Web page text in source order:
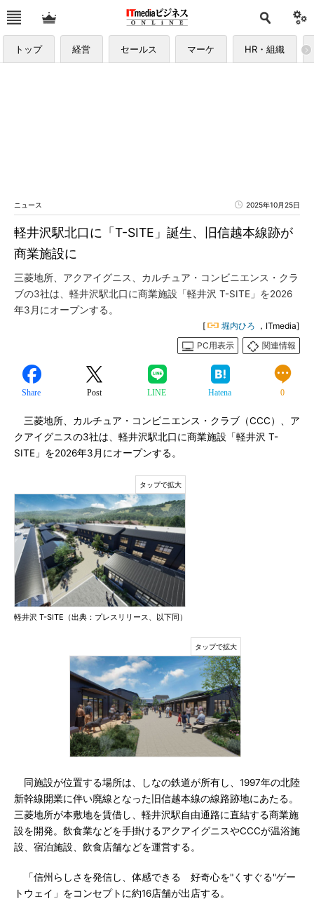
トップ 経営 セールス マーケ HR・組織
ニュース 2025年10月25日
軽井沢駅北口に「T-SITE」誕生、旧信越本線跡が
商業施設に
三菱地所、アクアイグニス、カルチュア・コンビニエンス・クラ
ブの3社は、軽井沢駅北口に商業施設「軽井沢 T-SITE」を2026
年3月にオープンする。
[ 堀内ひろ ，ITmedia]
PC用表示
関連情報
Share Post LINE Hatena 0
三菱地所、カルチュア・コンビニエンス・クラブ（CCC）、ア
クアイグニスの3社は、軽井沢駅北口に商業施設「軽井沢 T-
SITE」を2026年3月にオープンする。
軽井沢 T-SITE（出典：プレスリリース、以下同）
同施設が位置する場所は、しなの鉄道が所有し、1997年の北陸
新幹線開業に伴い廃線となった旧信越本線の線路跡地にあたる。
三菱地所が本敷地を賃借し、軽井沢駅自由通路に直結する商業施
設を開発。飲食業などを手掛けるアクアイグニスやCCCが温浴施
設、宿泊施設、飲食店舗などを運営する。
「信州らしさを発信し、体感できる 好奇心を"くすぐる"ゲー
トウェイ」をコンセプトに約16店舗が出店する。